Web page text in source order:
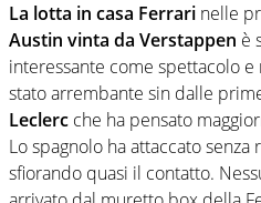
La lotta in casa Ferrari nelle
Austin vinta da Verstappen è
interessante come spettacolo e
stato arrembante sin dalle
Leclerc che ha pensato
Lo spagnolo ha attaccato
sfiorando quasi il contatto.